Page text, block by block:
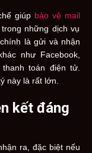
giúp bảo vệ mail
những dịch vụ
là gửi và nhận
như Facebook,
toán điện tử.
này là rất lớn.
kết đáng
ra, đặc biệt nếu